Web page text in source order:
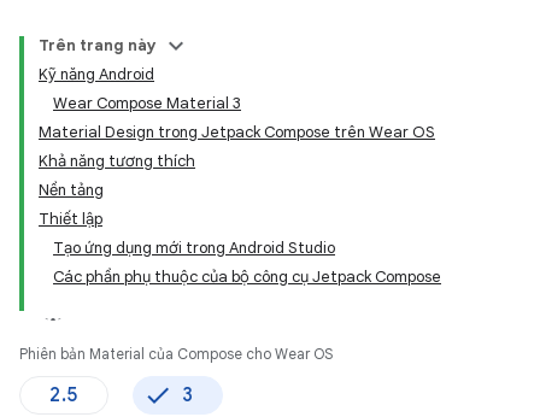
Trên trang này
Kỹ năng Android
Wear Compose Material 3
Material Design trong Jetpack Compose trên Wear OS
Khả năng tương thích
Nền tảng
Thiết lập
Tạo ứng dụng mới trong Android Studio
Các phần phụ thuộc của bộ công cụ Jetpack Compose
Phiên bản Material của Compose cho Wear OS
2.5 3